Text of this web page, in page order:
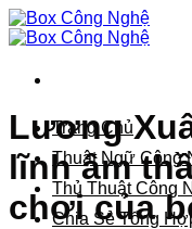
Bỏ
qua
dung
Trang Chủ
Thuật Ngữ Công
Thủ Thuật Công
Chia Sẻ Tổng
Lương
lĩnh âm
chơi của